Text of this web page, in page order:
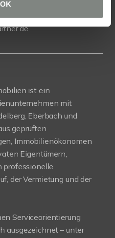
OKEberbach
ist ein
mit
Eberbach und
geprüften
Immobilienökonomen
Eigentümern,
professionelle
der Vermietung und der
Serviceorientierung
ausgezeichnet – unter